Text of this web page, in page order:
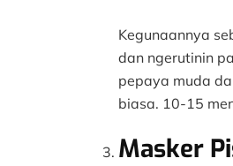
Kegunaannya
dan ngerutinin
pepaya muda
biasa. 10-15
Masker